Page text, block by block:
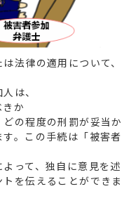
法律の適用について、
は、
か
の程度の刑罰が妥当か
。この手続は「被害者
って、独自に意見を述
を伝えることができま